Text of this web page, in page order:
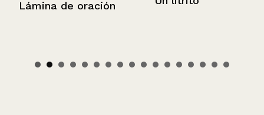
Lámina de oración